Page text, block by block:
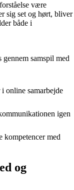
være
sig set og hørt, bliver
både i
samspil med
online samarbejde
igen
kompetencer med
og